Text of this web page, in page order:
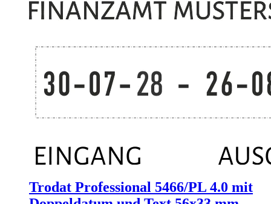
Trodat Professional 5466/PL 4.0 mit